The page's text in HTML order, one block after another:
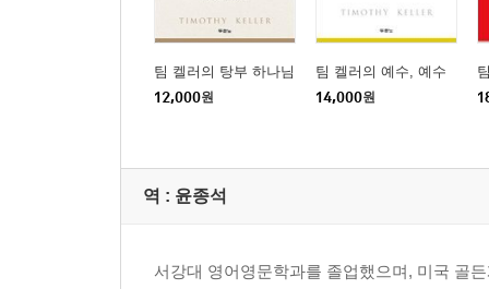
답 없는 죄인들의 골짜기에 빛이 임하다
· 죄의 독성을 무력화하는 ‘복음’의 해독제 ·
9. 죽음을 통과해 부활에 이르는 참된 회개의 기적
팀 켈러의 탕부 하나님
12,000원
팀 켈러의 예수, 예수
14,000원
역 : 윤종석
서강대 영어영문학과를 졸업했으며, 미국 골